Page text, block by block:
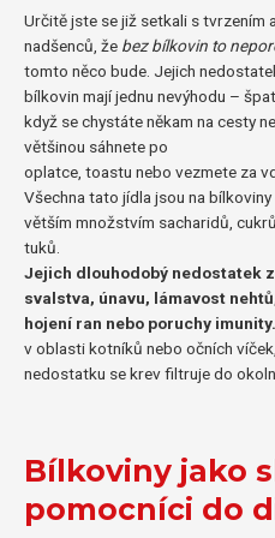
Určitě jste se již setkali s tvrzením
nadšenců, že bez bílkovin to
tomto něco bude. Jejich
bílkovin mají jednu nevýhodu –
když se chystáte někam na cesty
většinou sáhnete po
oplatce, toastu nebo vezmete za
Všechna tato jídla jsou na
větším množstvím sacharidů,
tuků.
Jejich dlouhodobý nedostatek
svalstva, únavu, lámavost
hojení ran nebo poruchy imunity.
v oblasti kotníků nebo očních
nedostatku se krev filtruje do
Bílkoviny jako
pomocníci do